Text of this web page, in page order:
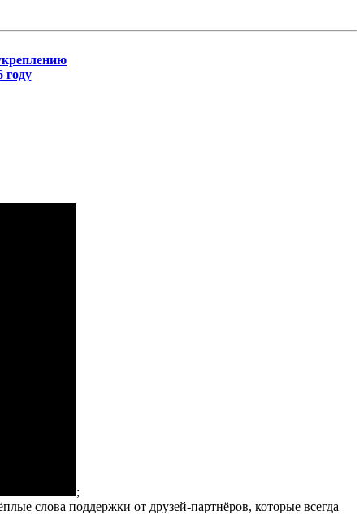
году
;
слова поддержки от друзей-партнёров, которые всегда